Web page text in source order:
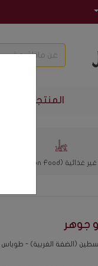
المنتجات
غير غذائية (Non Food)
جوهر
(الضفة الغربية) -